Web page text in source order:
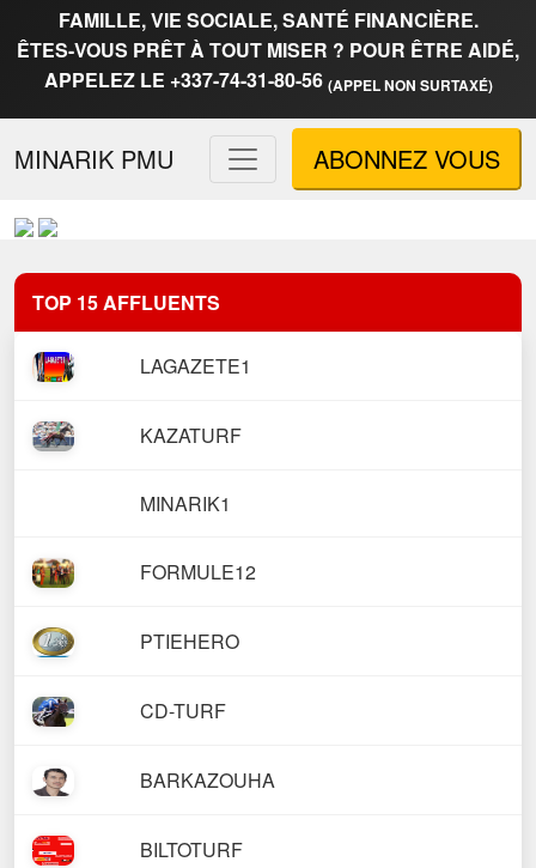
FAMILLE, VIE SOCIALE, SANTÉ FINANCIÈRE.
ÊTES-VOUS PRÊT À TOUT MISER ? POUR ÊTRE AIDÉ,
APPELEZ LE +337-74-31-80-56 (APPEL NON SURTAXÉ)
MINARIK PMU ABONNEZ VOUS
TOP 15 AFFLUENTS
LAGAZETE1
KAZATURF
MINARIK1
FORMULE12
PTIEHERO
CD-TURF
BARKAZOUHA
BILTOTURF